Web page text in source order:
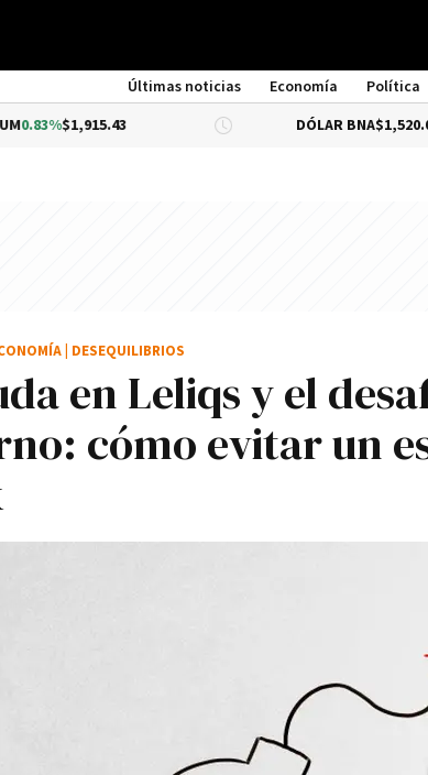
Últimas noticias Economía Política
DÓLAR BNA$1,520.00
en Leliqs y el
cómo evitar un
DESEQUILIBRIOS